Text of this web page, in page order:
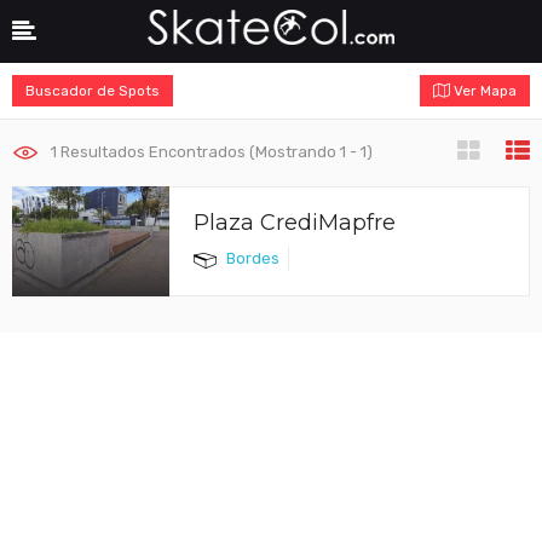
Buscador de Spots Ver Mapa
1 Resultados Encontrados (Mostrando 1 - 1)
Plaza CrediMapfre
Bordes